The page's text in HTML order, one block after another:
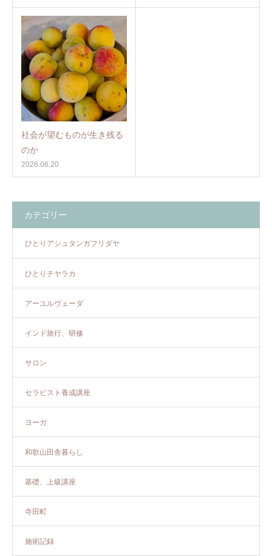
社会が望むものが生き残る
のか
2026.06.20
カテゴリー
ひとりアシュタンガフリダヤ
ひとりチヤラカ
アーユルヴェーダ
インド旅行、研修
サロン
セラピスト養成講座
ヨーガ
和歌山田舎暮らし
基礎、上級講座
寺田町
施術記録